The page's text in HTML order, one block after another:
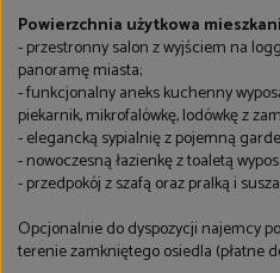
Powierzchnia użytkowa
- przestronny salon z wyjściem na
panoramę miasta;
- funkcjonalny aneks kuchenny
piekarnik, mikrofalówkę, lodówkę z
- elegancką sypialnię z pojemną
- nowoczesną łazienkę z toaletą
- przedpokój z szafą oraz pralką i
Opcjonalnie do dyspozycji najemcy
terenie zamkniętego osiedla (płatne